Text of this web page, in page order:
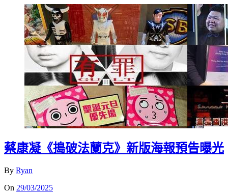
蔡康凝《搗破法蘭克》新版海報預告曝光
By Ryan
On 29/03/2025